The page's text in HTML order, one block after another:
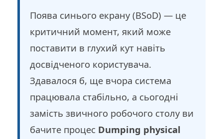
Поява синього екрану (BSoD) — це
критичний момент, який може
поставити в глухий кут навіть
досвідченого користувача.
Здавалося б, ще вчора система
працювала стабільно, а сьогодні
замість звичного робочого столу ви
бачите процес Dumping physical